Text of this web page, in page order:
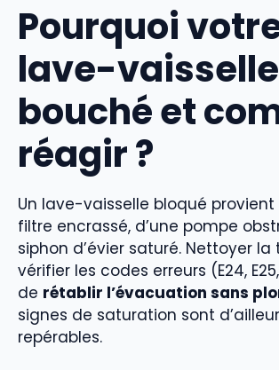
Pourquoi
lave-
bouché et
réagir ?
Un lave-vaisselle bloqué provient
filtre encrassé, d’une pompe
siphon d’évier saturé. Nettoyer la
vérifier les codes erreurs (E24,
de rétablir l’évacuation sans
signes de saturation sont
repérables.